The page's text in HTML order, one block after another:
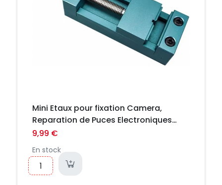
Mini Etaux pour fixation Camera,
Reparation de Puces Electroniques
BGA NAND
9,99 €
En stock